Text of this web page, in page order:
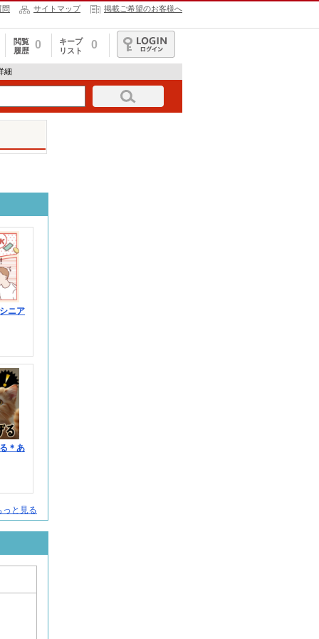
問 サイトマップ 掲載ご希望のお客様へ
閲覧
履歴
0
キープ
リスト
0
ログイン
細
ニア
＊あ
と見る